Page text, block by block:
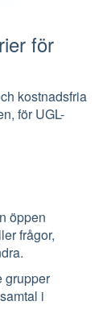
för
kostnadsfria
för UGL-
öppen
frågor,
grupper
i